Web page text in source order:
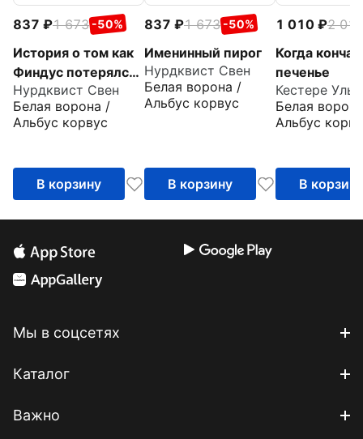
837 1 673 -50%
История о том как
Финдус потерялся,
когда был
маленький
Нурдквист Свен
Белая ворона /
Альбус корвус
В корзину
837 1 673 -50%
Именинный пирог
Нурдквист Свен
Белая ворона /
Альбус корвус
В корзину
1 010
2 019
Когда
печенье
Кестере
Белая
Альбус
В корзину
Мы в соцсетях
Каталог
Важно